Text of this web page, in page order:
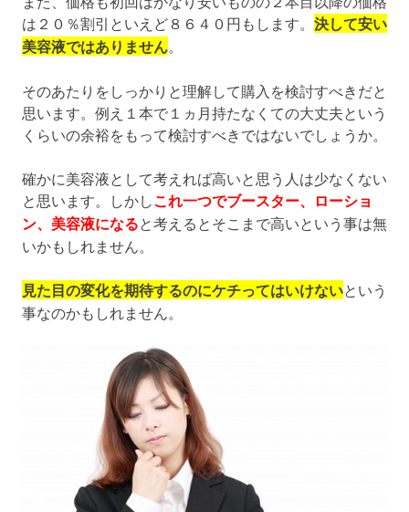
は２０％割引といえど８６４０円もします。 決して安い
美容液ではありません。
そのあたりをしっかりと理解して購入を検討すべきだと
思います。例え１本で１ヵ月持たなくての大丈夫という
くらいの余裕をもって検討すべきではないでしょうか。
確かに美容液として考えれば高いと思う人は少なくない
と思います。しかしこれ一つでブースター、ローショ
ン、美容液になると考えるとそこまで高いという事は無
いかもしれません。
見た目の変化を期待するのにケチってはいけないという
事なのかもしれません。